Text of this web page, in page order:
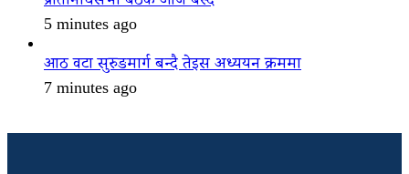
5 minutes ago
आठ वटा सुरुङमार्ग बन्दै तेइस अध्ययन क्रममा
7 minutes ago